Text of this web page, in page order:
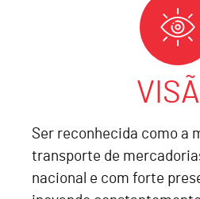
Ser reconhecida como a
transporte de
nacional e com forte